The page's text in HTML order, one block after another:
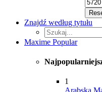
Znajdź według tytułu
Szukaj...
Maxime Popular
1